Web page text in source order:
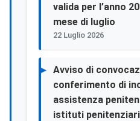
valida per l’anno
mese di luglio
22 Luglio 2026
Avviso di
conferimento di
assistenza
istituti